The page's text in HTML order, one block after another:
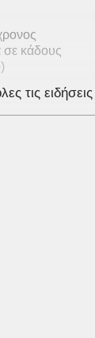
σε κάδους
τις ειδήσεις